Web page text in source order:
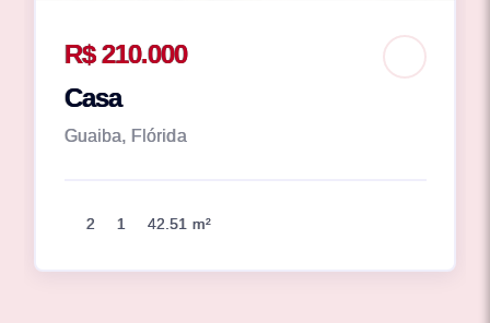
R$ 210.000
Casa
Guaiba, Flórida
2 1 42.51 m²